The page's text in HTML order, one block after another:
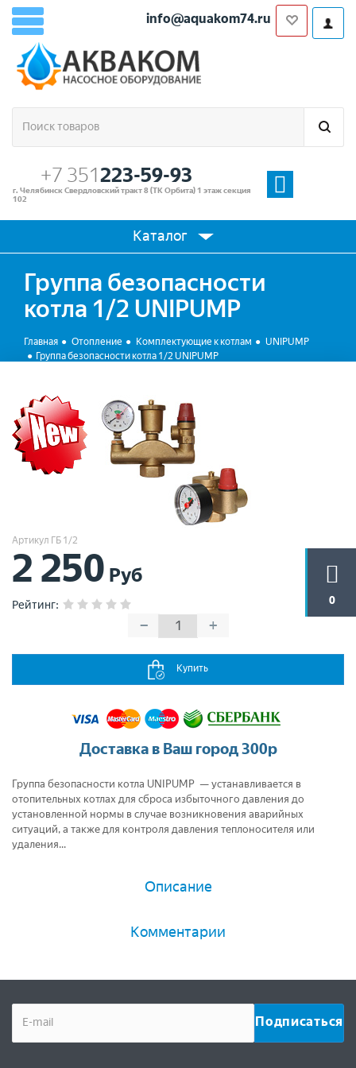
info@aquakom74.ru
+7 351223-59-93
г. Челябинск Свердловский тракт 8 (ТК Орбита) 1 этаж секция
102
Каталог
0
Группа безопасности
котла 1/2 UNIPUMP
Главная Отопление Комплектующие к котлам
UNIPUMP
Группа безопасности котла 1/2 UNIPUMP
Артикул ГБ 1/2
2 250 Руб
Рейтинг:
− +
Купить
Доставка в Ваш город 300р
Группа безопасности котла UNIPUMP — устанавливается в
отопительных котлах для сброса избыточного давления до
установленной нормы в случае возникновения аварийных
ситуаций, а также для контроля давления теплоносителя или
удаления...
Описание
Комментарии